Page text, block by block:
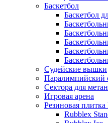
Баскетбол
Баскетбол
Судейские вышки
Паралимпийский
Сектора для
Игровая арена
Резиновая
Rubblex